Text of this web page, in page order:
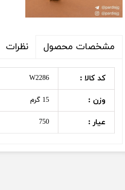
مشخصات محصول نظرات
کد کالا : W2286
وزن : 15 گرم
عیار : 750